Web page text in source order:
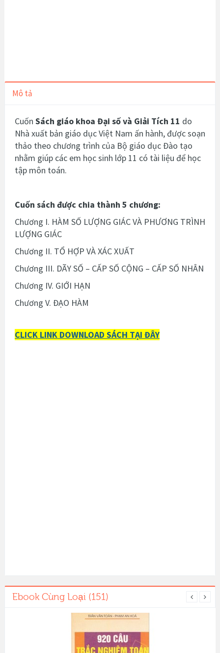
Mô tả
Cuốn Sách giáo khoa Đại số và Giải Tích 11 do
Nhà xuất bản giáo dục Việt Nam ấn hành, được soạn
thảo theo chương trình của Bộ giáo dục Đào tạo
nhằm giúp các em học sinh lớp 11 có tài liệu để học
tập môn toán.
Cuốn sách được chia thành 5 chương:
Chương I. HÀM SỐ LƯỢNG GIÁC VÀ PHƯƠNG TRÌNH
LƯỢNG GIÁC
Chương II. TỔ HỢP VÀ XÁC XUẤT
Chương III. DÃY SỐ – CẤP SỐ CỘNG – CẤP SỐ NHÂN
Chương IV. GIỚI HẠN
Chương V. ĐẠO HÀM
CLICK LINK DOWNLOAD SÁCH TẠI ĐÂY
Ebook Cùng Loại (151)